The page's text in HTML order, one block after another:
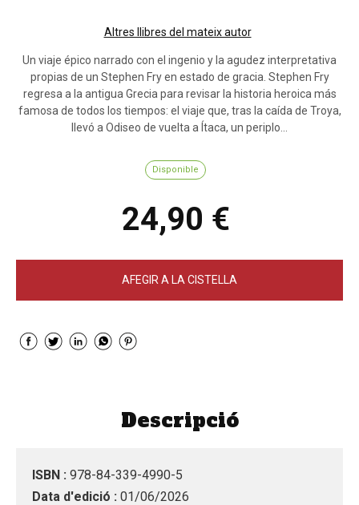
Altres llibres del mateix autor
Un viaje épico narrado con el ingenio y la agudez interpretativa
propias de un Stephen Fry en estado de gracia. Stephen Fry
regresa a la antigua Grecia para revisar la historia heroica más
famosa de todos los tiempos: el viaje que, tras la caída de Troya,
llevó a Odiseo de vuelta a Ítaca, un periplo...
Disponible
24,90 €
AFEGIR A LA CISTELLA
Descripció
ISBN : 978-84-339-4990-5
Data d'edició : 01/06/2026